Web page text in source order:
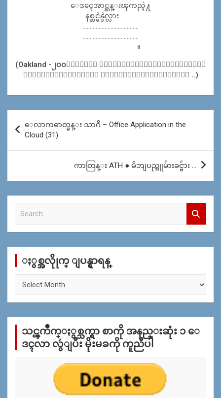
ေဒၚေအာင္ဆန္းၾကည္နဲ႔
နစ္ဆင္မဲန္ဒဲလ္လား …… …
………………………………..
………………………………..
………………………………..။
(Oakland -၂၀၀၈ေလာက္က ျဖတ္သြားျဖတ္လာလုပ္ဖူးတဲ့
ပစိဖိတ္သမုဒၵရာေဘး ေမးတင္ေနတဲ့ျမဳိ႕ကေလး ..)
navigation
ေလာကဓာတ္ခန္း သာဂိ – Office Application in the
Cloud (31)
ကာတြန္း ATH ● မိဘျပည္သူမ်ားခင္ဗ်ား …
c
ႏွစ္အလိုုက္ ျပန္ရွာရန္
က္
န္
သင္ၾကိဳက္ႏွစ္သက္ရာ စာကို အနည္းဆုံး ၁ ေ
ဒၚလာ လွဴျပီး မိုးမခကို ကူညီပါ